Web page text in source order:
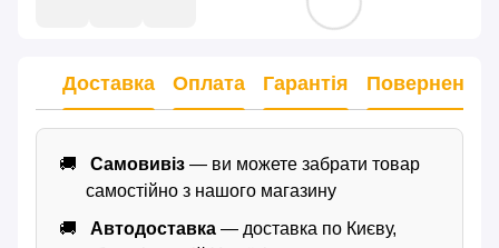
Доставка Оплата Гарантія Повернення
Самовивіз — ви можете забрати товар
самостійно з нашого магазину
Автодоставка — доставка по Києву,